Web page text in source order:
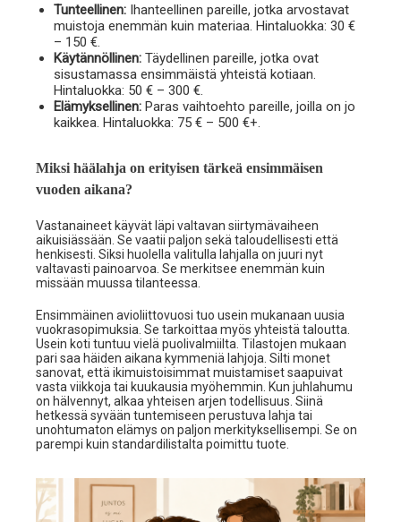
Tunteellinen: Ihanteellinen pareille, jotka arvostavat
muistoja enemmän kuin materiaa. Hintaluokka: 30 €
– 150 €.
Käytännöllinen: Täydellinen pareille, jotka ovat
sisustamassa ensimmäistä yhteistä kotiaan.
Hintaluokka: 50 € – 300 €.
Elämyksellinen: Paras vaihtoehto pareille, joilla on jo
kaikkea. Hintaluokka: 75 € – 500 €+.
Miksi häälahja on erityisen tärkeä ensimmäisen
vuoden aikana?
Vastanaineet käyvät läpi valtavan siirtymävaiheen
aikuisiässään. Se vaatii paljon sekä taloudellisesti että
henkisesti. Siksi huolella valitulla lahjalla on juuri nyt
valtavasti painoarvoa. Se merkitsee enemmän kuin
missään muussa tilanteessa.
Ensimmäinen avioliittovuosi tuo usein mukanaan uusia
vuokrasopimuksia. Se tarkoittaa myös yhteistä taloutta.
Usein koti tuntuu vielä puolivalmiilta. Tilastojen mukaan
pari saa häiden aikana kymmeniä lahjoja. Silti monet
sanovat, että ikimuistoisimmat muistamiset saapuivat
vasta viikkoja tai kuukausia myöhemmin. Kun juhlahumu
on hälvennyt, alkaa yhteisen arjen todellisuus. Siinä
hetkessä syvään tuntemiseen perustuva lahja tai
unohtumaton elämys on paljon merkityksellisempi. Se on
parempi kuin standardilistalta poimittu tuote.